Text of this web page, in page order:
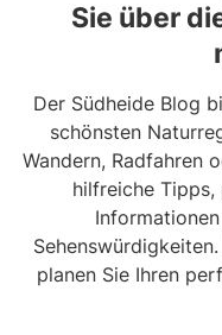
Sie über
Der Südheide Blog
schönsten
Wandern, Radfahren
hilfreiche Tipps,
planen Sie Ihren